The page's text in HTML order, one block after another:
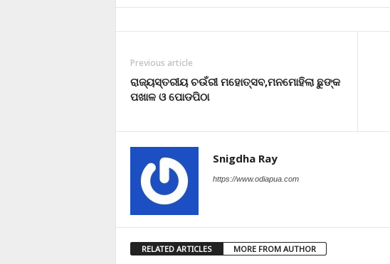
Previous article
ରାଜ୍ୟସ୍ତରୀୟ ଚଉଁରୀ ମହୋତ୍ସବ,ମନମୋହିଲା ଛୁଙ୍କ
ପଖାଳ ଓ ପୋଡପିଠା
Snigdha Ray
https://www.odiapua.com
RELATED ARTICLES MORE FROM AUTHOR